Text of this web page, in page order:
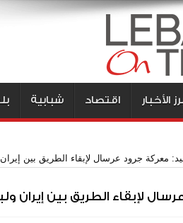
الأخبار اقتصاد شبابية
معركة جرود عرسال لإبقاء الطريق بين إيران
لإبقاء الطريق بين إيران